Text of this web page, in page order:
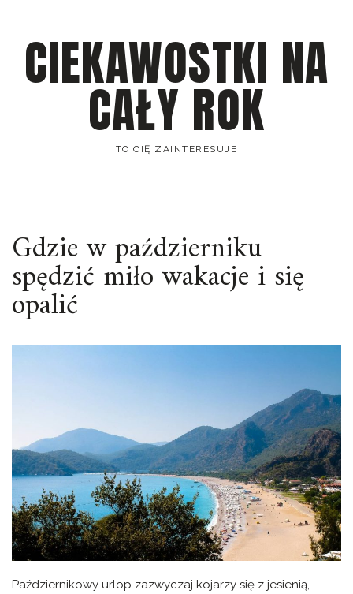
contentCIEKAWOSTKI NA
CAŁY ROK
TO CIĘ ZAINTERESUJE
Gdzie w październiku
spędzić miło wakacje i się
opalić
Październikowy urlop zazwyczaj kojarzy się z jesienią,